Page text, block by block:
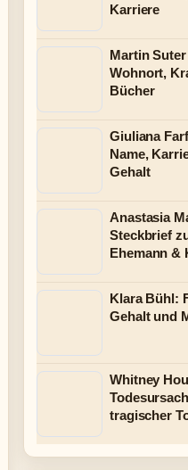
Karriere
Martin
Wohnort,
Bücher
Giuliana
Name,
Gehalt
Anastasia
Steckbrief
Ehemann &
Klara Bühl:
Gehalt und
Whitney
tragischer